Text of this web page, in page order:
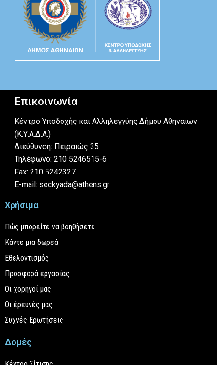
Επικοινωνία
Κέντρο Υποδοχής και Αλληλεγγύης Δήμου Αθηναίων
(Κ.Υ.Α.Δ.Α.)
Διεύθυνση: Πειραιώς 35
Τηλέφωνο: 210 5246515-6
Fax: 210 5242327
E-mail: seckyada@athens.gr
Χρήσιμα
Πώς μπορείτε να βοηθήσετε
Κάντε μια δωρεά
Εθελοντισμός
Προσφορά εργασίας
Οι χορηγοί μας
Οι έρευνές μας
Συχνές Ερωτήσεις
Δομές